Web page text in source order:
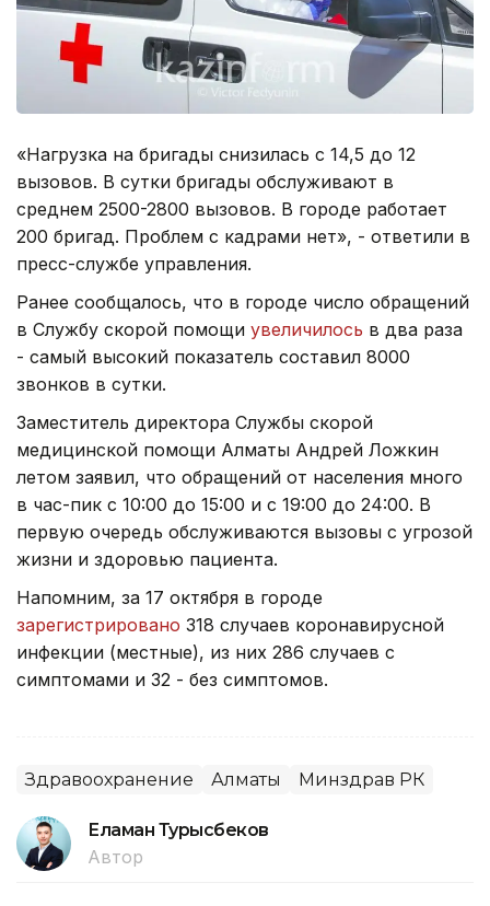
«Нагрузка на бригады снизилась с 14,5 до 12
вызовов. В сутки бригады обслуживают в
среднем 2500-2800 вызовов. В городе работает
200 бригад. Проблем с кадрами нет», - ответили в
пресс-службе управления.
Ранее сообщалось, что в городе число обращений
в Службу скорой помощи увеличилось в два раза
- самый высокий показатель составил 8000
звонков в сутки.
Заместитель директора Службы скорой
медицинской помощи Алматы Андрей Ложкин
летом заявил, что обращений от населения много
в час-пик с 10:00 до 15:00 и с 19:00 до 24:00. В
первую очередь обслуживаются вызовы с угрозой
жизни и здоровью пациента.
Напомним, за 17 октября в городе
зарегистрировано 318 случаев коронавирусной
инфекции (местные), из них 286 случаев с
симптомами и 32 - без симптомов.
Здравоохранение Алматы Минздрав РК
Еламан Турысбеков
Автор